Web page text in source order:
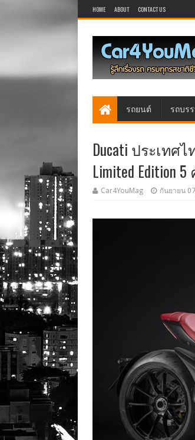
HOME ABOUT CONTACT US
รถยนต์ รถบร
Ducati ประเทศ
Limited
Car4YouMag กันยายน